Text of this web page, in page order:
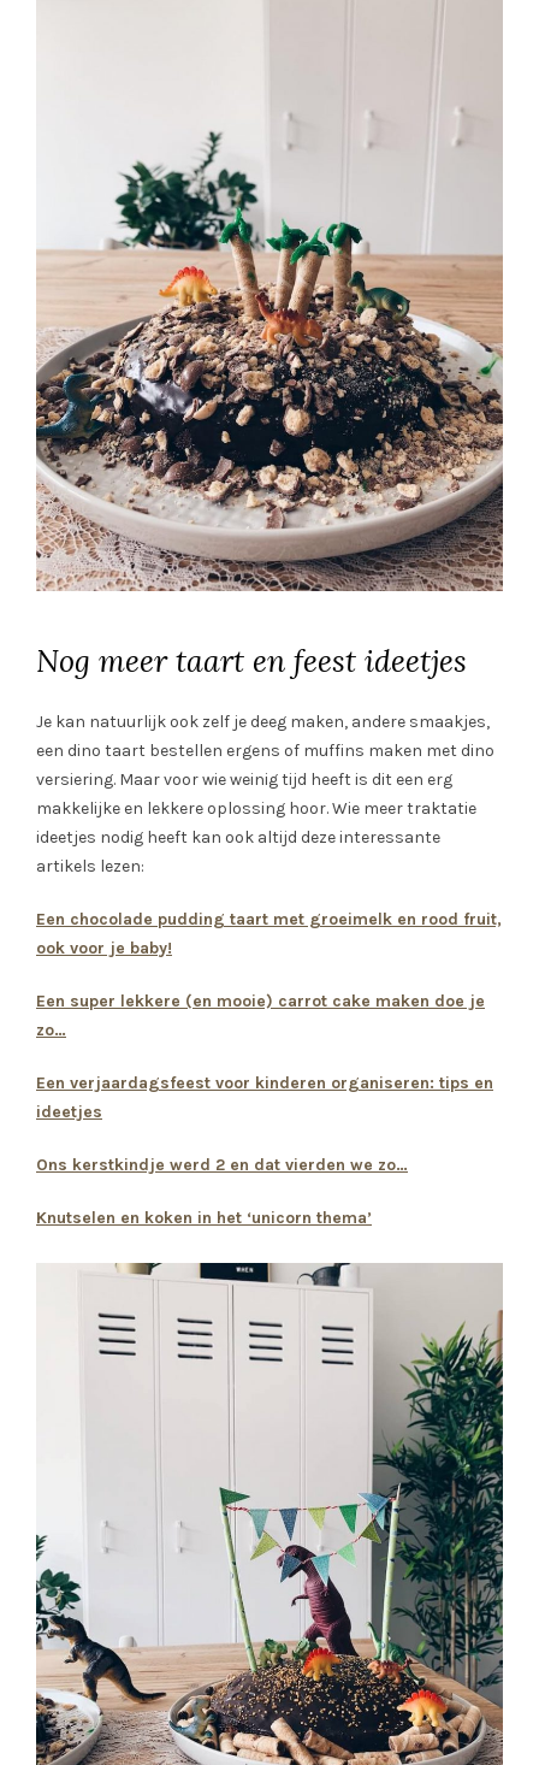
Nog meer taart en feest ideetjes
Je kan natuurlijk ook zelf je deeg maken, andere smaakjes,
een dino taart bestellen ergens of muffins maken met dino
versiering. Maar voor wie weinig tijd heeft is dit een erg
makkelijke en lekkere oplossing hoor. Wie meer traktatie
ideetjes nodig heeft kan ook altijd deze interessante
artikels lezen:
Een chocolade pudding taart met groeimelk en rood fruit,
ook voor je baby!
Een super lekkere (en mooie) carrot cake maken doe je
zo…
Een verjaardagsfeest voor kinderen organiseren: tips en
ideetjes
Ons kerstkindje werd 2 en dat vierden we zo…
Knutselen en koken in het ‘unicorn thema’